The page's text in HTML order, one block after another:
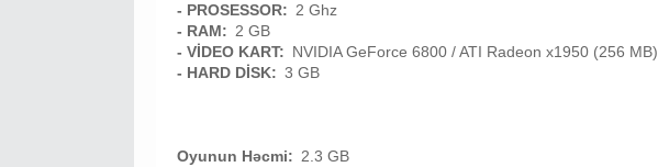
- PROSESSOR: 2 Ghz
- RAM: 2 GB
- VİDEO KART: NVIDIA GeForce 6800 / ATI Radeon x1950 (256 MB)
- HARD DİSK: 3 GB
Oyunun Həcmi: 2.3 GB